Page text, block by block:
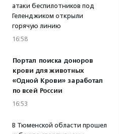
атаки беспилотников под
Геленджиком открыли
горячую линию
16:58
Портал поиска доноров
крови для животных
«Одной Крови» заработал
по всей России
16:53
В Тюменской области прошел